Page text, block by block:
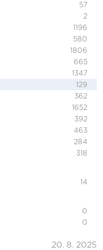
57
2
1196
580
1806
665
1347
129
362
1652
392
463
284
318
14
0
0
20. 8. 2025